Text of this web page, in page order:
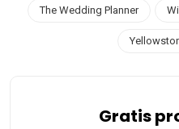
The Wedding Planner
Gratis